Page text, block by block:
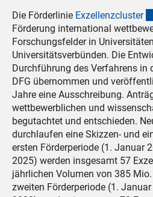
Die Förderlinie Exzellenzcluster
Förderung international
Forschungsfelder in
Universitätsverbünden. Die
Durchführung des Verfahrens in
DFG übernommen und
Jahre eine Ausschreibung.
wettbewerblichen und
begutachtet und entschieden.
durchlaufen eine Skizzen- und
ersten Förderperiode (1. Januar
2025) werden insgesamt 57
jährlichen Volumen von 385
zweiten Förderperiode (1.